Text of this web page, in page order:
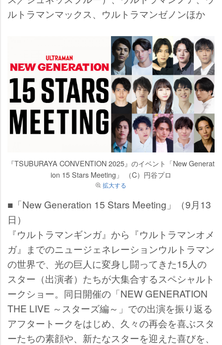
ルトラマンマックス、ウルトラマンゼノンほか
『TSUBURAYA CONVENTION 2025』のイベント「New Generat
ion 15 Stars Meeting」 （C）円谷プロ
拡大する
■「New Generation 15 Stars Meeting」（9月13
日）
『ウルトラマンギンガ』から『ウルトラマンオメ
ガ』までのニュージェネレーションウルトラマン
の世界で、光の巨人に変身し闘ってきた15人の
スター（出演者）たちが大集合するスペシャルト
ークショー。同日開催の「NEW GENERATION
THE LIVE ～スターズ編～」での出演を振り返る
アフタートークをはじめ、久々の再会を喜ぶスタ
ーたちの素顔や、新たなスターを迎えた喜びを、